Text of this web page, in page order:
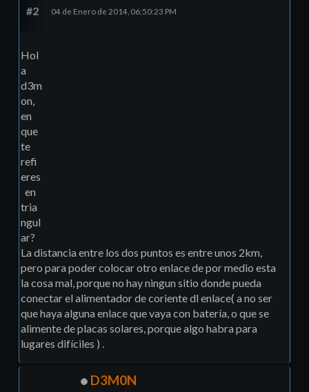
#2 04 de Enero de 2014, 06:50:23 PM
Hol
a
d3m
on,
en
que
te
refi
eres
en
tria
ngul
ar?
La distancia entre los dos puntos es entre unos 2km,
pero para poder colocar otro enlace de por medio esta
la cosa mal, porque no hay ningun sitio donde pueda
conectar el alimentador de coriente dl enlace( a no ser
que haya alguna enlace que vaya con batería, o que se
alimente de placas solares, porque algo habra para
lugares difíciles ) .
D3M0N